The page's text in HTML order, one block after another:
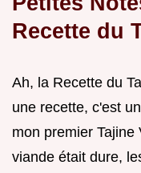
Recette du
Ah, la Recette du
une recette, c'est
mon premier
viande était dure,